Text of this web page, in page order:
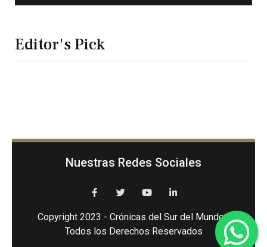
Editor's Pick
Nuestras Redes Sociales
Copyright 2023 - Crónicas del Sur del Mundo -
Todos los Derechos Reservados